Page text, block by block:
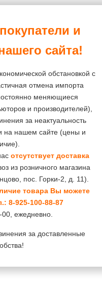
ПростоХвост
Интернет-магазин
молозиво, L-
и
сайта!
обстановкой с
отмена импорта
меняющиеся
и производителей),
за неактуальность
на нашем сайте (цены и
отсутствует доставка
из розничного магазина
пос. Горки-2, д. 11).
товара Вы можете
8-925-100-88-87
ежедневно.
за доставленные